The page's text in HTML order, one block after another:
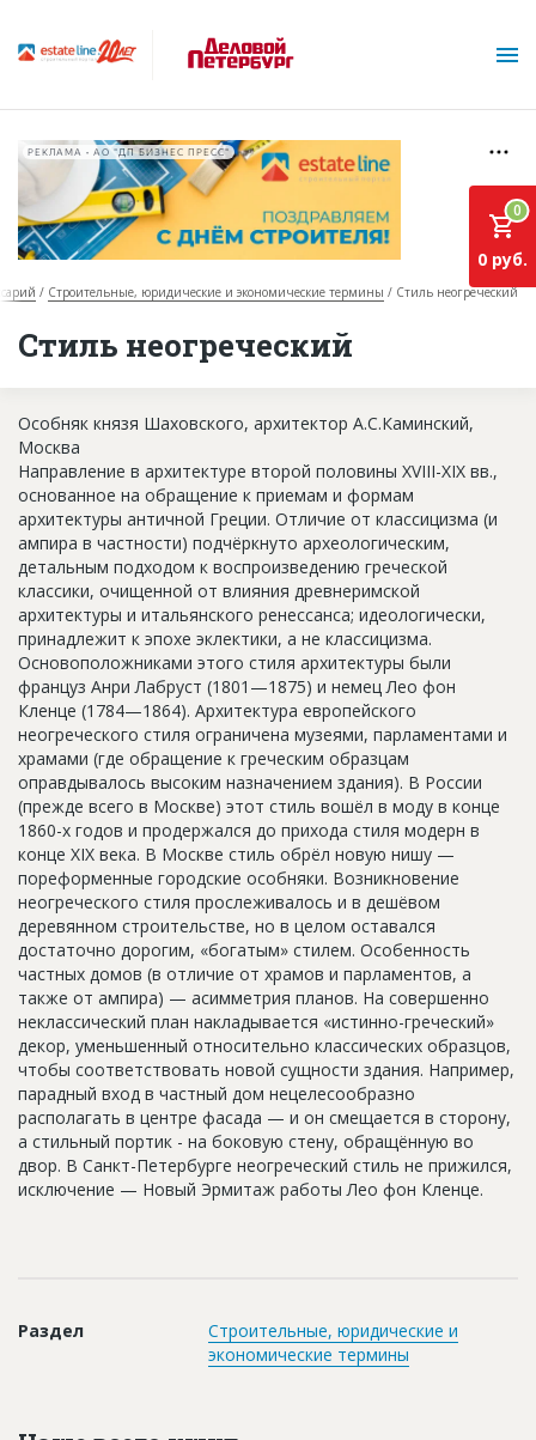
О проекте
База строящихся объектов
Инвестпроекты
Глоссарий
Новости
Платные услуги
Пресс-релизы
Правила работы
Контакты
Личный кабинет
РЕКЛАМА • АО "ДП БИЗНЕС ПРЕСС"
Строительные, юридические и экономические термины Стиль неогреческий
Стиль неогреческий
0
0 руб.
Особняк князя Шаховского, архитектор А.С.Каминский,
Москва
Направление в архитектуре второй половины XVIII-XIX вв.,
основанное на обращение к приемам и формам
архитектуры античной Греции. Отличие от классицизма (и
ампира в частности) подчёркнуто археологическим,
детальным подходом к воспроизведению греческой
классики, очищенной от влияния древнеримской
архитектуры и итальянского ренессанса; идеологически,
принадлежит к эпохе эклектики, а не классицизма.
Основоположниками этого стиля архитектуры были
француз Анри Лабруст (1801—1875) и немец Лео фон
Кленце (1784—1864). Архитектура европейского
неогреческого стиля ограничена музеями, парламентами и
храмами (где обращение к греческим образцам
оправдывалось высоким назначением здания). В России
(прежде всего в Москве) этот стиль вошёл в моду в конце
1860-х годов и продержался до прихода стиля модерн в
конце XIX века. В Москве стиль обрёл новую нишу —
пореформенные городские особняки. Возникновение
неогреческого стиля прослеживалось и в дешёвом
деревянном строительстве, но в целом оставался
достаточно дорогим, «богатым» стилем. Особенность
частных домов (в отличие от храмов и парламентов, а
также от ампира) — асимметрия планов. На совершенно
неклассический план накладывается «истинно-греческий»
декор, уменьшенный относительно классических образцов,
чтобы соответствовать новой сущности здания. Например,
парадный вход в частный дом нецелесообразно
располагать в центре фасада — и он смещается в сторону,
а стильный портик - на боковую стену, обращённую во
двор. В Санкт-Петербургe неогреческий стиль не прижился,
исключение — Новый Эрмитаж работы Лео фон Кленце.
Раздел
Строительные, юридические и
экономические термины